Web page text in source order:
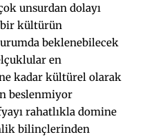
unsurdan dolayı
kültürün
beklenebilecek
en
kadar kültürel olarak
beslenmiyor
rahatlıkla domine
bilinçlerinden